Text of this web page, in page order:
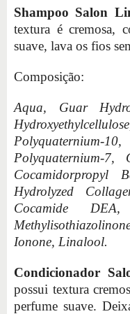
Shampoo Salon
textura é cremosa,
suave, lava os fios
Composição:
Aqua, Guar
Polyquaternium-7,
Cocamidorpropyl
Hydrolyzed
Cocamide DEA,
Ionone, Linalool.
Condicionador
possui textura
perfume suave.